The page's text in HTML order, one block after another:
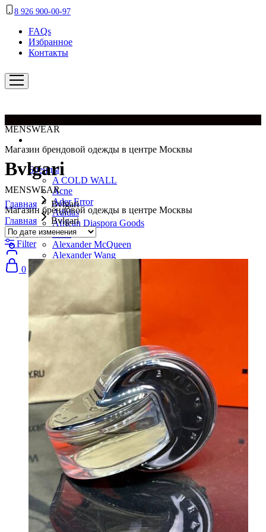
8 926 900-00-97
FAQs
Избранное
Контакты
MENSWEAR
Магазин брендовой одежды в центре Москвы
Бренды
A COLD WALL
Acne
Ader Error
Adidas
African Diaspora Goods
Aido
Alexander McQueen
Alexander Wang
Ambush
Ami
AMIRI
Armani
Armani Jeans
Askyurself
Attar
Audemars Piguet
Axel Arigato
Baccarat
Bala
Balenciaga
Balmain
Barbour
Berluti
Big For Sam
Billionaire
Bottega Veneta
MENSWEAR
Магазин брендовой одежды в центре Москвы
0
Bvlgari
Главная
Bvlgari
Главная
Bvlgari
Filter